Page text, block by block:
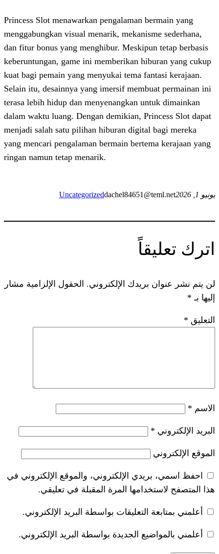
Princess Slot menawarkan pengalaman
menggabungkan visual menarik,
dan fitur bonus yang menghibur.
keberuntungan, game ini memberikan
kuat bagi pemain yang menyukai tema
Selain itu, desainnya yang imersif
terasa lebih hidup dan menyenangkan
dalam waktu luang. Dengan demikian,
menjadi salah satu pilihan hiburan digital
yang mencari pengalaman bermain
ringan namun tetap menarik.
Uncategorized
الإلكتروني. الحقول الإلزامية مشار
الإلكتروني، والموقع الإلكتروني في
المرة المقبلة في تعليقي.
التعليقات بواسطة البريد الإلكتروني.
الجديدة بواسطة البريد الإلكتروني.